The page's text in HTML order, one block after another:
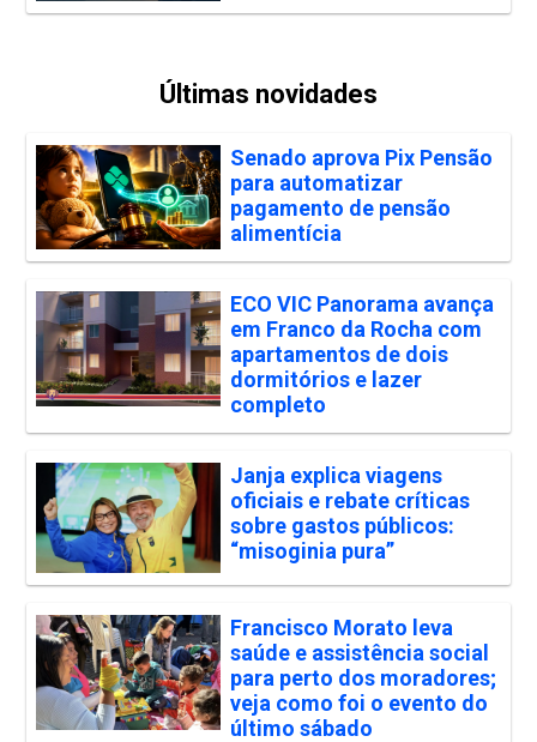
Últimas novidades
Senado aprova Pix Pensão
para automatizar
pagamento de pensão
alimentícia
ECO VIC Panorama avança
em Franco da Rocha com
apartamentos de dois
dormitórios e lazer
completo
Janja explica viagens
oficiais e rebate críticas
sobre gastos públicos:
“misoginia pura”
Francisco Morato leva
saúde e assistência social
para perto dos moradores;
veja como foi o evento do
último sábado